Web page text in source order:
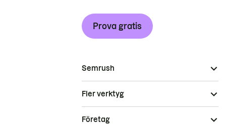
Prova gratis
Semrush
Fler verktyg
Företag